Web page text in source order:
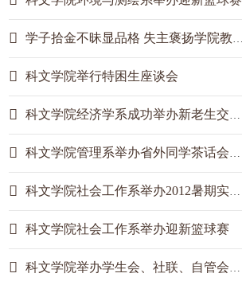
学子拾金不昧显品格 失主褒扬学院教有方
科文学院举行特困生座谈会
科文学院经济学系成功举办新老生交流会
科文学院管理系举办省外同学茶话会交流活动
科文学院社会工作系举办2012暑期实习经验交流会
科文学院社会工作系举办迎新篮球赛
科文学院举办学生会、社联、自管会主席团成员面试答辩会